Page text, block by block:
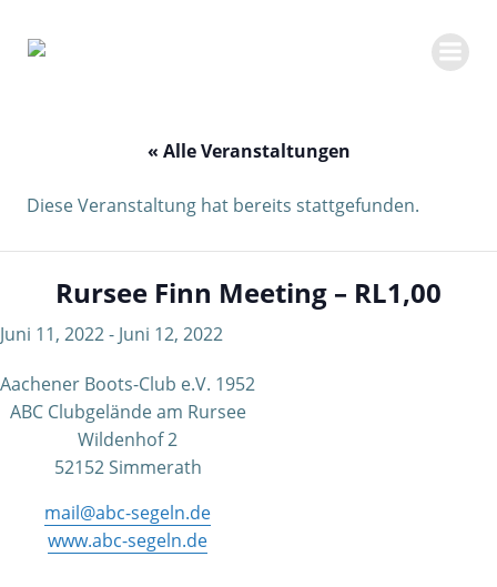
« Alle Veranstaltungen
Diese Veranstaltung hat bereits stattgefunden.
Rursee Finn Meeting – RL1,00
Juni 11, 2022- Juni 12, 2022
Aachener Boots-Club e.V. 1952
ABC Clubgelände am Rursee
Wildenhof 2
52152 Simmerath
mail@abc-segeln.de
www.abc-segeln.de